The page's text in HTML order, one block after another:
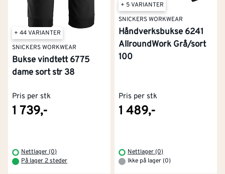
+ 44 VARIANTER
SNICKERS WORKWEAR
Bukse vindtett 6775
dame sort str 38
Pris per stk
1 739,-
Nettlager (0)
På lager 2 steder
+ 5 VARIANTER
SNICKERS WORKWEAR
Håndverksbukse 6241
AllroundWork Grå/sort
100
Pris per stk
1 489,-
Nettlager (0)
Ikke på lager (0)
Om Montér